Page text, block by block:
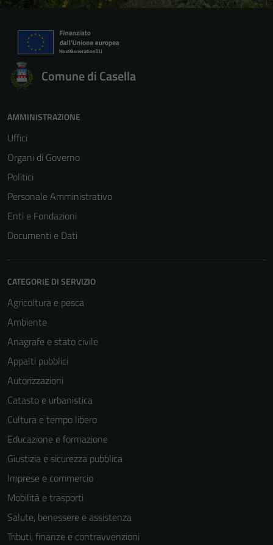
Comune di Casella
AMMINISTRAZIONE
Uffici
Organi di Governo
Politici
Personale Amministrativo
Enti e Fondazioni
Documenti e Dati
CATEGORIE DI SERVIZIO
Agricoltura e pesca
Ambiente
Anagrafe e stato civile
Appalti pubblici
Autorizzazioni
Catasto e urbanistica
Cultura e tempo libero
Educazione e formazione
Giustizia e sicurezza pubblica
Imprese e commercio
Mobilità e trasporti
Salute, benessere e assistenza
Tributi, finanze e contravvenzioni